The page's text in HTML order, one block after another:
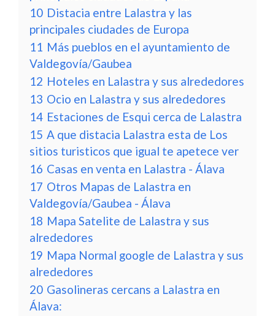
10 Distacia entre Lalastra y las
principales ciudades de Europa
11 Más pueblos en el ayuntamiento de
Valdegovía/Gaubea
12 Hoteles en Lalastra y sus alrededores
13 Ocio en Lalastra y sus alrededores
14 Estaciones de Esqui cerca de Lalastra
15 A que distacia Lalastra esta de Los
sitios turisticos que igual te apetece ver
16 Casas en venta en Lalastra - Álava
17 Otros Mapas de Lalastra en
Valdegovía/Gaubea - Álava
18 Mapa Satelite de Lalastra y sus
alrededores
19 Mapa Normal google de Lalastra y sus
alrededores
20 Gasolineras cercans a Lalastra en
Álava: